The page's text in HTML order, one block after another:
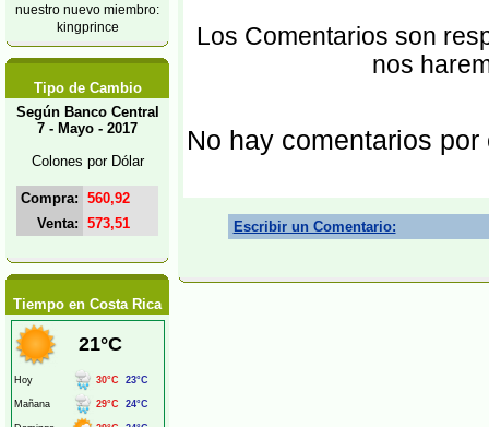
nuestro nuevo miembro:
kingprince
Tipo de Cambio
Según Banco Central
7 - Mayo - 2017
Colones por Dólar
Compra: 560,92
Venta: 573,51
Tiempo en Costa Rica
Los Comentarios son
nos
No hay comentarios por
Escribir un Comentario: